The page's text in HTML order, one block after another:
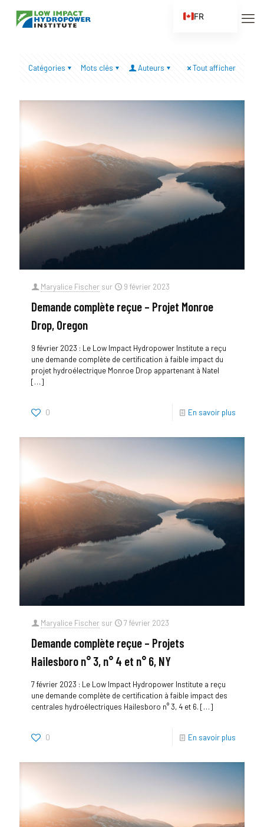
Catégories Mots clés Auteurs Tout afficher
Maryalice Fischer sur 9 février 2023
Demande complète reçue – Projet Monroe
Drop, Oregon
9 février 2023 : Le Low Impact Hydropower Institute a reçu
une demande complète de certification à faible impact du
projet hydroélectrique Monroe Drop appartenant à Natel
[…]
0 En savoir plus
Maryalice Fischer sur 7 février 2023
Demande complète reçue – Projets
Hailesboro n° 3, n° 4 et n° 6, NY
7 février 2023 : Le Low Impact Hydropower Institute a reçu
une demande complète de certification à faible impact des
centrales hydroélectriques Hailesboro n° 3, 4 et 6. […]
0 En savoir plus
FR